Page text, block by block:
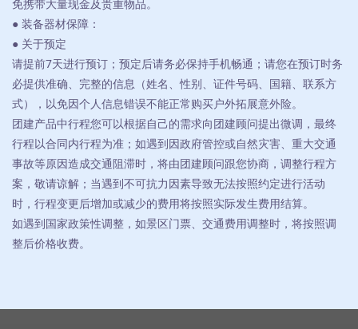
免携带大量现金及贵重物品。
● 装备器材保障：
● 关于预定
请提前7天进行预订；预定后请务必保持手机畅通；请您在预订时务
必提供准确、完整的信息（姓名、性别、证件号码、国籍、联系方
式），以免因个人信息错误不能正常购买户外拓展意外险。
团建产品中行程您可以根据自己的需求向团建顾问提出微调，最终
行程以合同内行程为准；如遇到因政府管控或自然灾害、重大交通
事故等原因造成交通阻滞时，将由团建顾问跟您协商，调整行程方
案，敬请谅解；当遇到不可抗力因素导致无法按照约定进行活动
时，行程变更后增加或减少的费用将按照实际发生费用结算。
如遇到国家政策性调整，如景区门票、交通费用调整时，将按照调
整后价格收费。